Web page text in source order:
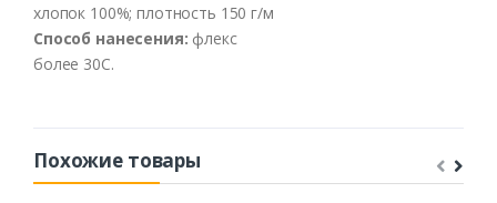
хлопок 100%; плотность 150 г/м
Способ нанесения: флекс
более 30С.
Похожие товары